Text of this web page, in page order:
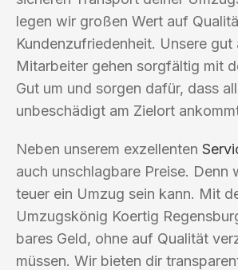
legen wir großen Wert auf
Kundenzufriedenheit. Unsere gut
Mitarbeiter gehen sorgfältig mit
Gut um und sorgen dafür, dass
unbeschädigt am Zielort
Neben unserem exzellenten
auch unschlagbare Preise. Denn
teuer ein Umzug sein kann. Mit
Umzugskönig Koertig
bares Geld, ohne auf Qualität
müssen. Wir bieten dir